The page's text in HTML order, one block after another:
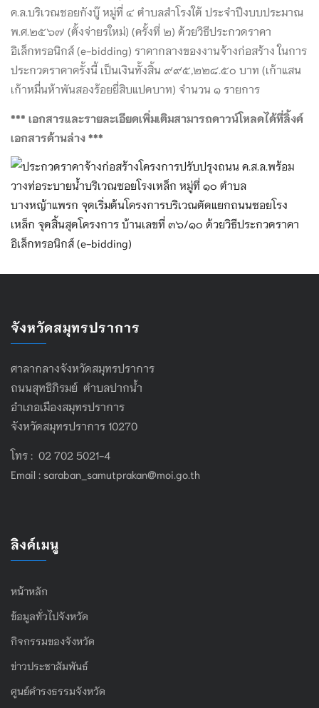
ค.ล.บริเวณชอยกังบู๊ หมู่ที่ ๔ ตำบลสำโรงใต้ ประจำปีงบบประมาณ
พ.ศ.๒๕๖๗ (ตั้งจ่ายรใหม่) (ครั้งที่ ๒) ด้วยวิธีประกวดราคา
อิเล็กทรอนิกส์ (e-bidding) ราคากลางของงานจ้างก่อสร้าง ในการ
ประกวดราคาครั้งนี้ เป็นเงินทั้งสิ้น ๙๙๕,๒๒๘.๕๐ บาท (เก้าแสน
เก้าหมื่นห้าพันสองร้อยยี่สิบแปดบาท) จำนวน ๑ รายการ
*** เอกสารและรายละเอียดเพิ่มเติมสามารถดาวน์โหลดได้ที่ลิ้งค์
เอกสารด้านล่าง ***
ประกวดราคาจ้างก่อสร้างโครงการปรับปรุงถนน ค.ส.ล.พร้อม
วางท่อระบายน้ำบริเวณซอยโรงเหล็ก หมู่ที่ ๑๐ ตำบล
บางหญ้าแพรก จุดเริ่มต้นโครงการบริเวณตัดแยกถนนซอยโรง
เหล็ก จุดสิ้นสุดโครงการ บ้านเลขที่ ๓๖/๑๐ ด้วยวิธีประกวดราคา
อิเล็กทรอนิกส์ (e-bidding)
จังหวัดสมุทรปราการ
ศาลากลางจังหวัดสมุทรปราการ
ถนนสุทธิภิรมย์ ตำบลปากน้ำ
อำเภอเมืองสมุทรปราการ
จังหวัดสมุทรปราการ 10270
โทร : 02 702 5021-4
Email : saraban_samutprakan@moi.go.th
ลิงค์เมนู
หน้าหลัก
ข้อมูลทั่วไปจังหวัด
กิจกรรมของจังหวัด
ข่าวประชาสัมพันธ์
ศูนย์ดำรงธรรมจังหวัด